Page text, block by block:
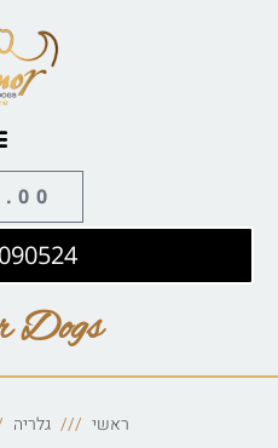
Dogs
ראשי גלריה